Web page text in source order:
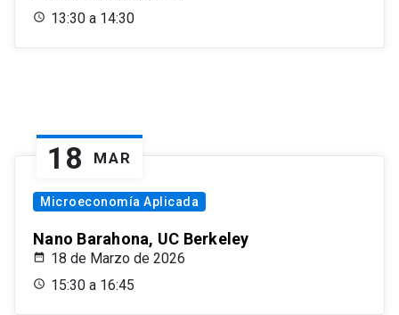
13:30 a 14:30
18 MAR
Microeconomía Aplicada
Nano Barahona, UC Berkeley
18 de Marzo de 2026
15:30 a 16:45